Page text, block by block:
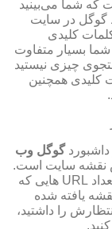
که شما می‌بینید
گوگل در سایت
کلیدی
بسیار متفاوت
چیزی نیستید
کلیدی همچنین
گوگل وب
نقشه سایت است.
در اینجا می‌بینید که گوگل سایت شما و تعداد URL هایی که
یافته شده
را داشتید،